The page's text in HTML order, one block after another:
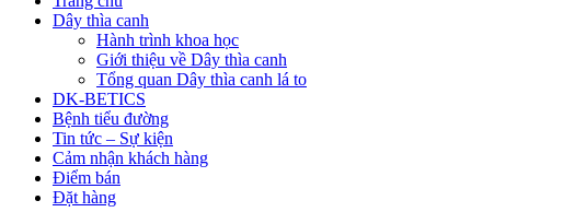
Dây thìa canh
Hành trình khoa học
Giới thiệu về Dây thìa canh
Tổng quan Dây thìa canh lá to
DK-BETICS
Bệnh tiểu đường
Tin tức – Sự kiện
Cảm nhận khách hàng
Điểm bán
Đặt hàng